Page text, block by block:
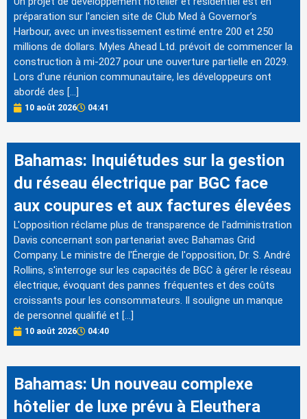
préparation sur l'ancien site de Club Med à Governor’s
Harbour, avec un investissement estimé entre 200 et 250
millions de dollars. Myles Ahead Ltd. prévoit de commencer la
construction à mi-2027 pour une ouverture partielle en 2029.
Lors d'une réunion communautaire, les développeurs ont
abordé des […]
10 août 2026 04:41
Bahamas: Inquiétudes sur la gestion
du réseau électrique par BGC face
aux coupures et aux factures élevées
L'opposition réclame plus de transparence de l'administration
Davis concernant son partenariat avec Bahamas Grid
Company. Le ministre de l'Énergie de l'opposition, Dr. S. André
Rollins, s'interroge sur les capacités de BGC à gérer le réseau
électrique, évoquant des pannes fréquentes et des coûts
croissants pour les consommateurs. Il souligne un manque
de personnel qualifié et […]
10 août 2026 04:40
Bahamas: Un nouveau complexe
hôtelier de luxe prévu à Eleuthera